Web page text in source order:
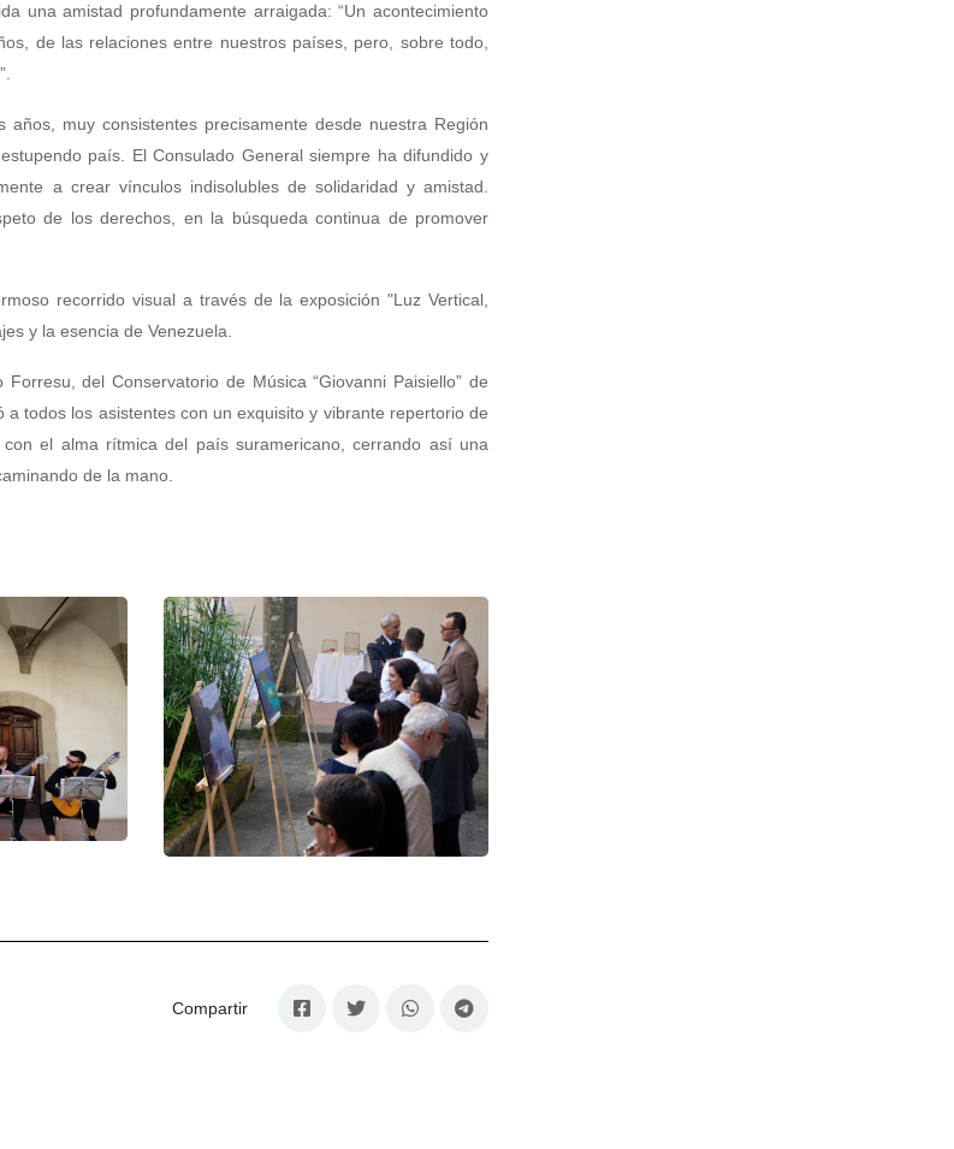
una amistad profundamente arraigada: “Un acontecimiento
de las relaciones entre nuestros países, pero, sobre todo,
muy consistentes precisamente desde nuestra Región
país. El Consulado General siempre ha difundido y
a crear vínculos indisolubles de solidaridad y amistad.
de los derechos, en la búsqueda continua de promover
recorrido visual a través de la exposición "Luz Vertical,
y la esencia de Venezuela.
del Conservatorio de Música “Giovanni Paisiello” de
todos los asistentes con un exquisito y vibrante repertorio de
el alma rítmica del país suramericano, cerrando así una
de la mano.
Compartir